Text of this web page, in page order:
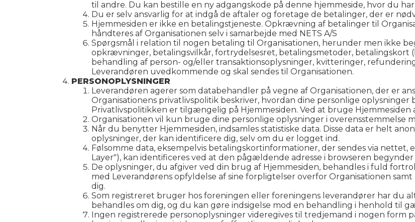
til andre. Du kan bestille en ny adgangskode på denne hjemmeside, hvor du
Du er selv ansvarlig for at indgå de aftaler og foretage de betalinger, der er
Hjemmesiden er ikke en betalingstjeneste. Opkrævning af betalinger til
håndteres af Organisationen selv i samarbejde med NETS A/S
Spørgsmål i relation til nogen betaling til Organisationen, herunder men ikke
opkrævninger, betalingsvilkår, fortrydelsesret, betalingsmetoder,
behandling af person- og/eller transaktionsoplysninger, kvitteringer,
Leverandøren uvedkommende og skal sendes til Organisationen.
PERSONOPLYSNINGER
Leverandøren agerer som databehandler på vegne af Organisationen, der er
Organisationens privatlivspolitik beskriver, hvordan dine personlige
Privatlivspolitikken er tilgængelig på Hjemmesiden. Ved at bruge
Organisationen vil kun bruge dine personlige oplysninger i overensstemmelse
Når du benytter Hjemmesiden, indsamles statistiske data. Disse data er helt
oplysninger, der kan identificere dig, selv om du er logget ind.
Følsomme data, eksempelvis betalingskortinformationer, der sendes via nettet,
Layer"), kan identificeres ved at den pågældende adresse i browseren begynder
De oplysninger, du afgiver ved din brug af Hjemmesiden, behandles i fuld
med Leverandørens opfyldelse af sine forpligtelser overfor Organisationen
dig.
Som registreret bruger hos foreningen eller foreningens leverandører har du
behandles om dig, og du kan gøre indsigelse mod en behandling i henhold til
Ingen registrerede personoplysninger videregives til tredjemand i nogen form